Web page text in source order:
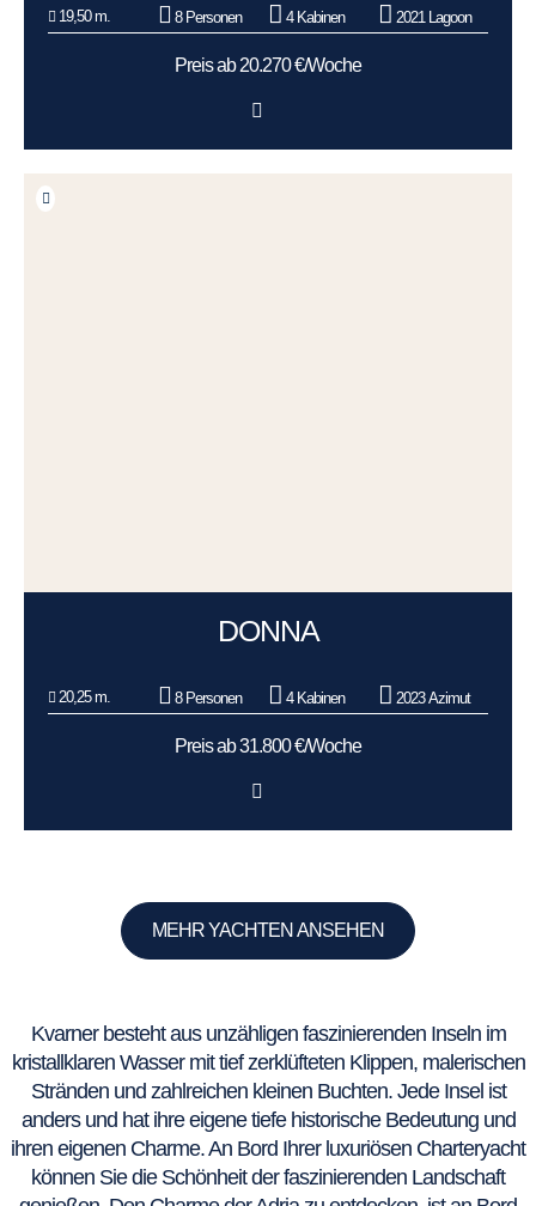
19,50 m. 8 Personen 4 Kabinen 2021 Lagoon
Preis ab 20.270 €/Woche
DONNA
20,25 m. 8 Personen 4 Kabinen 2023 Azimut
Preis ab 31.800 €/Woche
MEHR YACHTEN ANSEHEN
Kvarner besteht aus unzähligen faszinierenden Inseln im
kristallklaren Wasser mit tief zerklüfteten Klippen, malerischen
Stränden und zahlreichen kleinen Buchten. Jede Insel ist
anders und hat ihre eigene tiefe historische Bedeutung und
ihren eigenen Charme. An Bord Ihrer luxuriösen Charteryacht
können Sie die Schönheit der faszinierenden Landschaft